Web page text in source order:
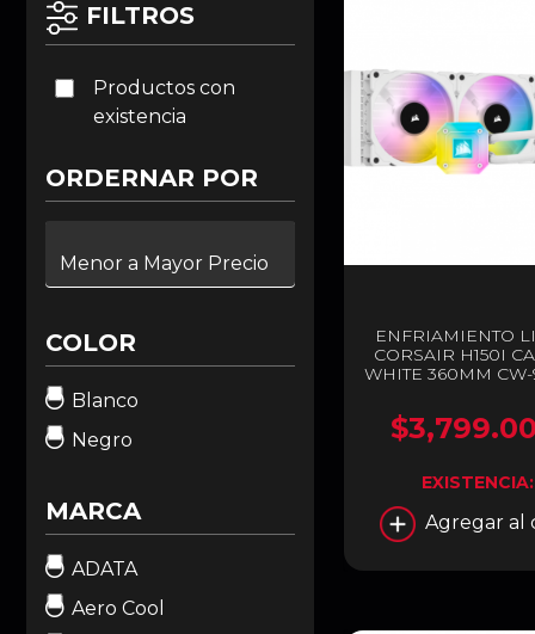
FILTROS
Productos con
existencia
ORDERNAR POR
COLOR
Blanco
Negro
MARCA
ADATA
Aero Cool
ENFRIAMIENTO
CORSAIR H150I
WHITE 360MM
$3,799.00
EXISTENCIA:
Agregar al